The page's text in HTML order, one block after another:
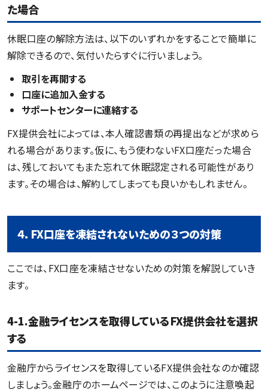
た場合
休眠口座の解除方法は、以下のいずれかをすることで簡単に
解除できるので、気付いたらすぐに行いましょう。
取引を再開する
口座に追加入金する
サポートセンターに連絡する
FX提供会社によっては、本人確認書類の再提出などが求めら
れる場合があります。仮に、もう使わないFX口座だった場合
は、残しておいてもまた忘れて休眠認定される可能性があり
ます。その場合は、解約してしまっても良いかもしれません。
４．FX口座を凍結されないための３つの対策
ここでは、FX口座を凍結させないための対策を解説していき
ます。
4-1.金融ライセンスを取得しているFX提供会社を選択
する
金融庁からライセンスを取得しているFX提供会社なのか確認
しましょう。金融庁のホームページでは、このように注意喚起